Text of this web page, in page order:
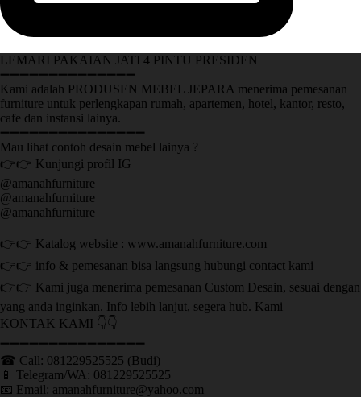
LEMARI PAKAIAN JATI 4 PINTU PRESIDEN
➖➖➖➖➖➖➖➖➖➖➖➖➖➖
Kami adalah PRODUSEN MEBEL JEPARA menerima pemesanan
furniture untuk perlengkapan rumah, apartemen, hotel, kantor, resto,
cafe dan instansi lainya.
➖➖➖➖➖➖➖➖➖➖➖➖➖➖➖
Mau lihat contoh desain mebel lainya ?
👉👉 Kunjungi profil IG
@amanahfurniture
@amanahfurniture
@amanahfurniture
👉👉 Katalog website : www.amanahfurniture.com
👉👉 info & pemesanan bisa langsung hubungi contact kami
👉👉 Kami juga menerima pemesanan Custom Desain, sesuai dengan
yang anda inginkan. Info lebih lanjut, segera hub. Kami
KONTAK KAMI 👇👇
➖➖➖➖➖➖➖➖➖➖➖➖➖➖➖ ㅤ
☎ Call: 081229525525 (Budi)
📱 Telegram/WA: 081229525525
📧 Email: amanahfurniture@yahoo.com